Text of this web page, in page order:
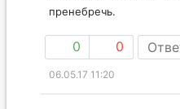
пренебречь.
0 0
06.05.17 11:20